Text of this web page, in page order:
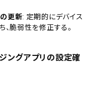
の更新: 定期的にデバイス
、脆弱性を修正する。
ングアプリの設定確